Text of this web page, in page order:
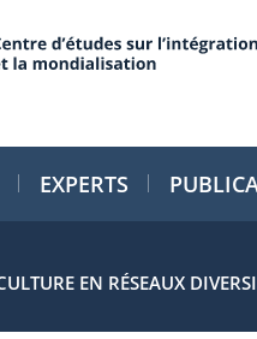
EXPERTS
EN RÉSEAUX